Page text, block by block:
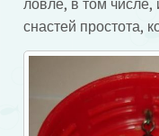
ловле, в том числе,
снастей простота,